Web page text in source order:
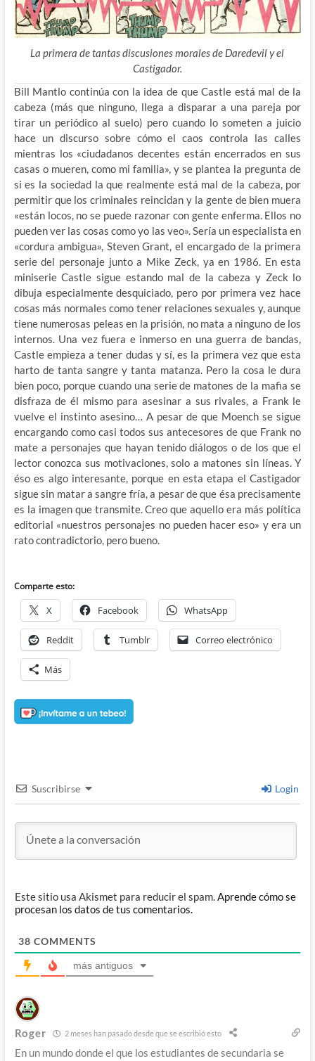
La primera de tantas discusiones morales de Daredevil y el
Castigador.
Bill Mantlo continúa con la idea de que Castle está mal de la
cabeza (más que ninguno, llega a disparar a una pareja por
tirar un periódico al suelo) pero cuando lo someten a juicio
hace un discurso sobre cómo el caos controla las calles
mientras los «ciudadanos decentes están encerrados en sus
casas o mueren, como mi familia», y se plantea la pregunta de
si es la sociedad la que realmente está mal de la cabeza, por
permitir que los criminales reincidan y la gente de bien muera
«están locos, no se puede razonar con gente enferma. Ellos no
pueden ver las cosas como yo las veo». Sería un especialista en
«cordura ambigua», Steven Grant, el encargado de la primera
serie del personaje junto a Mike Zeck, ya en 1986. En esta
miniserie Castle sigue estando mal de la cabeza y Zeck lo
dibuja especialmente desquiciado, pero por primera vez hace
cosas más normales como tener relaciones sexuales y, aunque
tiene numerosas peleas en la prisión, no mata a ninguno de los
internos. Una vez fuera e inmerso en una guerra de bandas,
Castle empieza a tener dudas y sí, es la primera vez que esta
harto de tanta sangre y tanta matanza. Pero la cosa le dura
bien poco, porque cuando una serie de matones de la mafia se
disfraza de él mismo para asesinar a sus rivales, a Frank le
vuelve el instinto asesino… A pesar de que Moench se sigue
encargando como casi todos sus antecesores de que Frank no
mate a personajes que hayan tenido diálogos o de los que el
lector conozca sus motivaciones, solo a matones sin líneas. Y
éso es algo interesante, porque en esta etapa el Castigador
sigue sin matar a sangre fría, a pesar de que ésa precisamente
es la imagen que transmite. Creo que aquello era más política
editorial «nuestros personajes no pueden hacer eso» y era un
rato contradictorio, pero bueno.
Comparte esto:
X Facebook WhatsApp
Reddit Tumblr Correo electrónico
Más
Suscribirse Login
Este sitio usa Akismet para reducir el spam.Aprende cómo se
procesan los datos de tus comentarios.
38 COMMENTS
más antiguos
Roger 2 meses han pasado desde que se escribió esto
En un mundo donde el que los estudiantes de secundaria se